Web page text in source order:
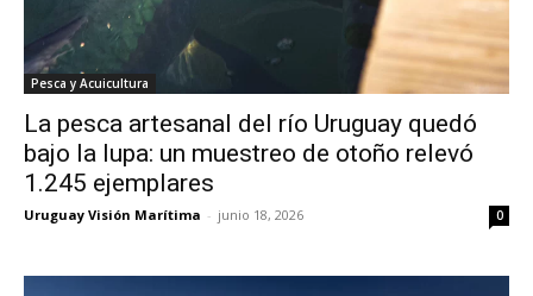
Pesca y Acuicultura
La pesca artesanal del río Uruguay quedó
bajo la lupa: un muestreo de otoño relevó
1.245 ejemplares
Uruguay Visión Marítima - junio 18, 2026 0